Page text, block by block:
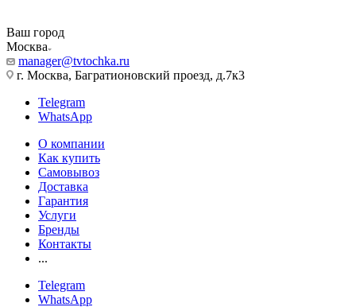
Ваш город
Москва
manager@tvtochka.ru
г. Москва, Багратионовский проезд, д.7к3
Telegram
WhatsApp
О компании
Как купить
Самовывоз
Доставка
Гарантия
Услуги
Бренды
Контакты
...
Telegram
WhatsApp